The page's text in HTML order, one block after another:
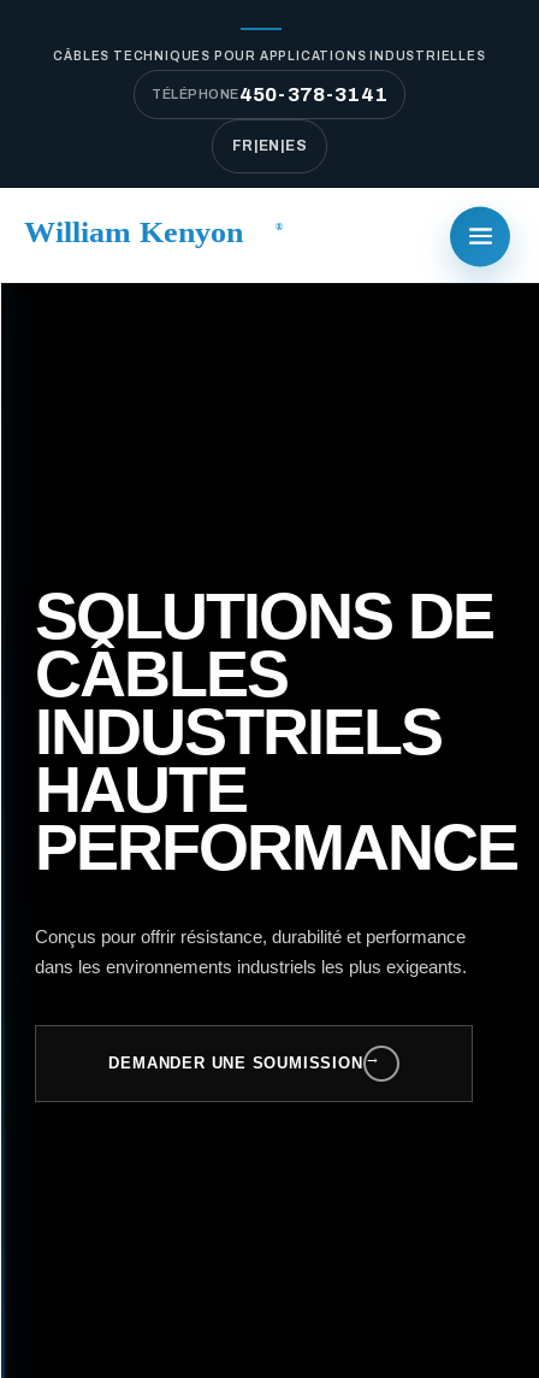
CÂBLES TECHNIQUES POUR APPLICATIONS INDUSTRIELLES
TÉLÉPHONE450-378-3141
FR EN ES
SOLUTIONS DE
CÂBLES
INDUSTRIELS
HAUTE
PERFORMANCE
Conçus pour offrir résistance, durabilité et performance
dans les environnements industriels les plus exigeants.
DEMANDER UNE SOUMISSION →